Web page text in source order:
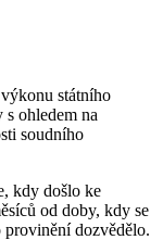
státního
ohledem na
soudního
kdy došlo ke
od doby, kdy se
provinění dozvědělo.